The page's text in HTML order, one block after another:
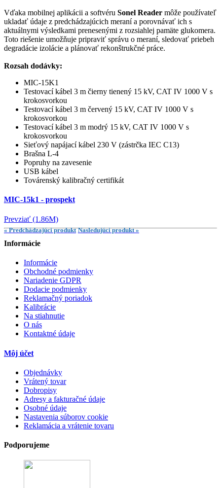
Vďaka mobilnej aplikácii a softvéru Sonel Reader môže používateľ
ukladať údaje z predchádzajúcich meraní a porovnávať ich s
aktuálnymi výsledkami prenesenými z rozsiahlej pamäte glukomera.
Toto riešenie umožňuje pripraviť správu o meraní, sledovať priebeh
degradácie izolácie a plánovať rekonštrukčné práce.
Rozsah dodávky:
MIC-15K1
Testovací kábel 3 m čierny tienený 15 kV, CAT IV 1000 V s
krokosvorkou
Testovací kábel 3 m červený 15 kV, CAT IV 1000 V s
krokosvorkou
Testovací kábel 3 m modrý 15 kV, CAT IV 1000 V s
krokosvorkou
Sieťový napájací kábel 230 V (zástrčka IEC C13)
Brašna L-4
Popruhy na zavesenie
USB kábel
Továrenský kalibračný certifikát
MIC-15k1 - prospekt
Prevziať (1.86M)
« Predchádzajúci produkt Nasledujúci produkt »
Informácie
Informácie
Obchodné podmienky
Nariadenie GDPR
Dodacie podmienky
Reklamačný poriadok
Kalibrácie
Na stiahnutie
O nás
Kontaktné údaje
Môj účet
Objednávky
Vrátený tovar
Dobropisy
Adresy a fakturačné údaje
Osobné údaje
Nastavenia súborov cookie
Reklamácia a vrátenie tovaru
Podporujeme